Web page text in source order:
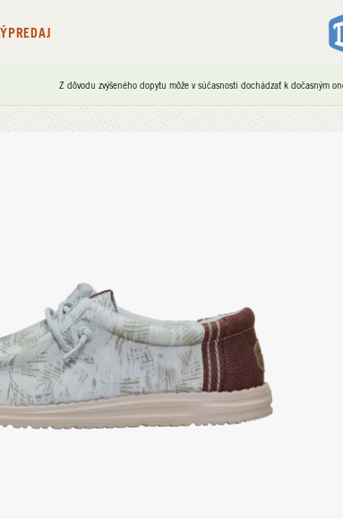
Z dôvodu zvýšeného dopytu môže v súčasnosti dochádzať k dočasným